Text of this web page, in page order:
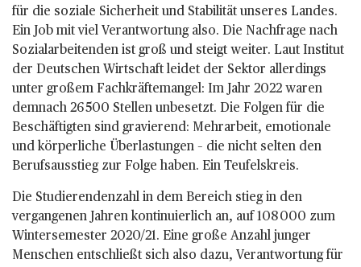
für die soziale Sicherheit und Stabilität unseres Landes.
Ein Job mit viel Verantwortung also. Die Nachfrage nach
Sozialarbeitenden ist groß und steigt weiter. Laut Institut
der Deutschen Wirtschaft leidet der Sektor allerdings
unter großem Fachkräftemangel: Im Jahr 2022 waren
demnach 26 500 Stellen unbesetzt. Die Folgen für die
Beschäftigten sind gravierend: Mehrarbeit, emotionale
und körperliche Überlastungen – die nicht selten den
Berufsausstieg zur Folge haben. Ein Teufelskreis.
Die Studierendenzahl in dem Bereich stieg in den
vergangenen Jahren kontinuierlich an, auf 108 000 zum
Wintersemester 2020/21. Eine große Anzahl junger
Menschen entschließt sich also dazu, Verantwortung für